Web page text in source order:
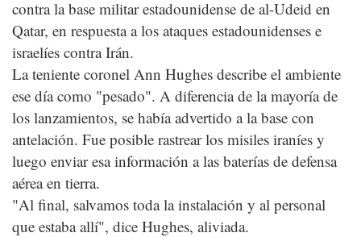
contra la base militar estadounidense de al-Udeid en
Qatar, en respuesta a los ataques estadounidenses e
israelíes contra Irán.
La teniente coronel Ann Hughes describe el ambiente
ese día como "pesado". A diferencia de la mayoría de
los lanzamientos, se había advertido a la base con
antelación. Fue posible rastrear los misiles iraníes y
luego enviar esa información a las baterías de defensa
aérea en tierra.
"Al final, salvamos toda la instalación y al personal
que estaba allí", dice Hughes, aliviada.